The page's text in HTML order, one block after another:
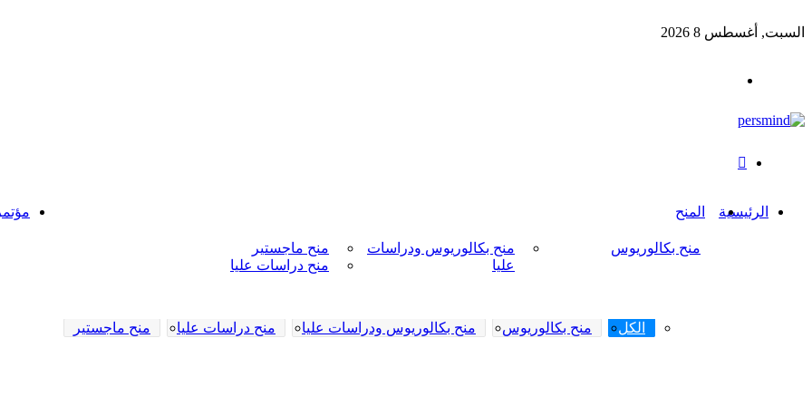
السبت, أغسطس 8 2026
الرئيسية المنح
منح بكالوريوس
منح بكالوريوس ودراسات
عليا
منح ماجستير
منح دراسات عليا
الكل منح بكالوريوس منح بكالوريوس ودراسات عليا منح دراسات عليا منح ماجستير